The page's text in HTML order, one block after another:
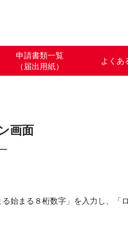
申請書類一覧
（届出用紙）
よくあ
画面
始まる８桁数字」を入力し、「